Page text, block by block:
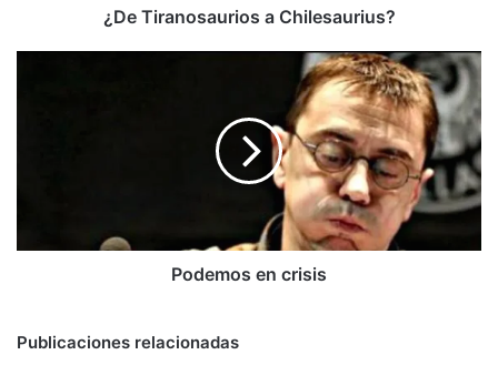
¿De Tiranosaurios a Chilesaurius?
Podemos en crisis
Publicaciones relacionadas